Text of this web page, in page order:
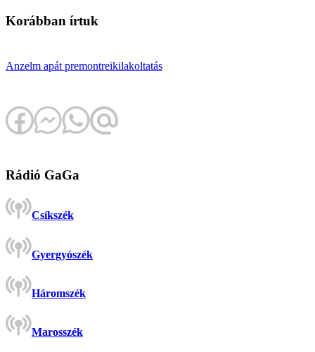
Korábban írtuk
Anzelm apát premontreikilakoltatás
Rádió GaGa
Csíkszék
Gyergyószék
Háromszék
Marosszék